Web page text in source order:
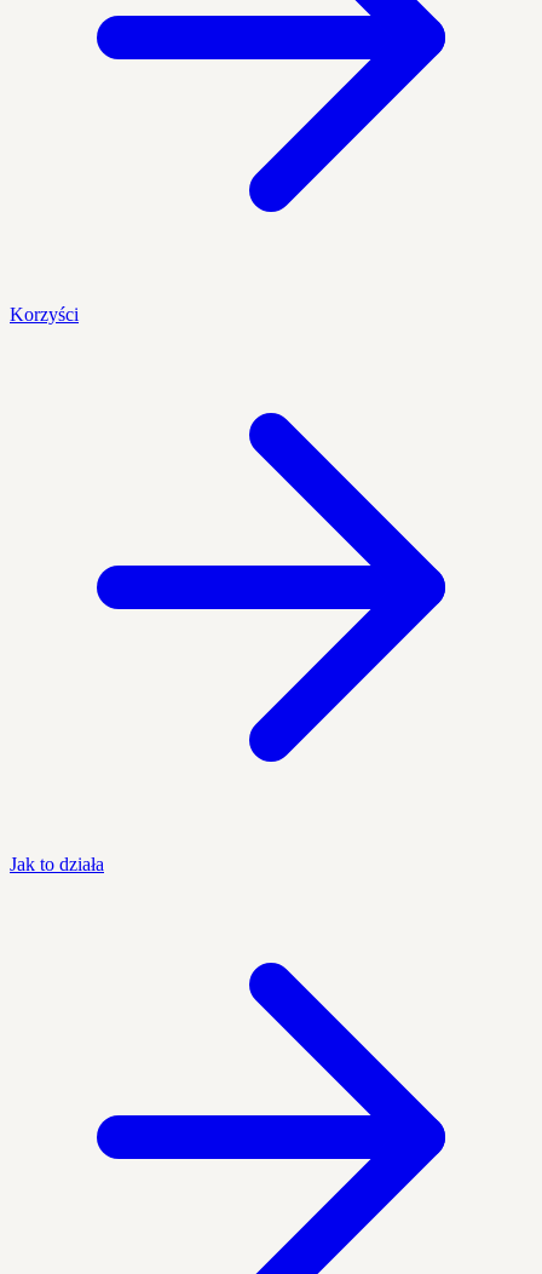
Korzyści
Jak to działa